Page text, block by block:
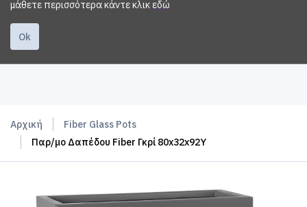
μάθετε περισσότερα κάντε κλικεδώ
Ok
Αρχική
Fiber Glass Pots
Παρ/μο Δαπέδου Fiber Γκρί 80x32x92Υ